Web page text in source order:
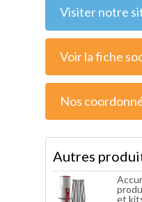
Visiter notre
Voir la fiche
Nos
Autres
et